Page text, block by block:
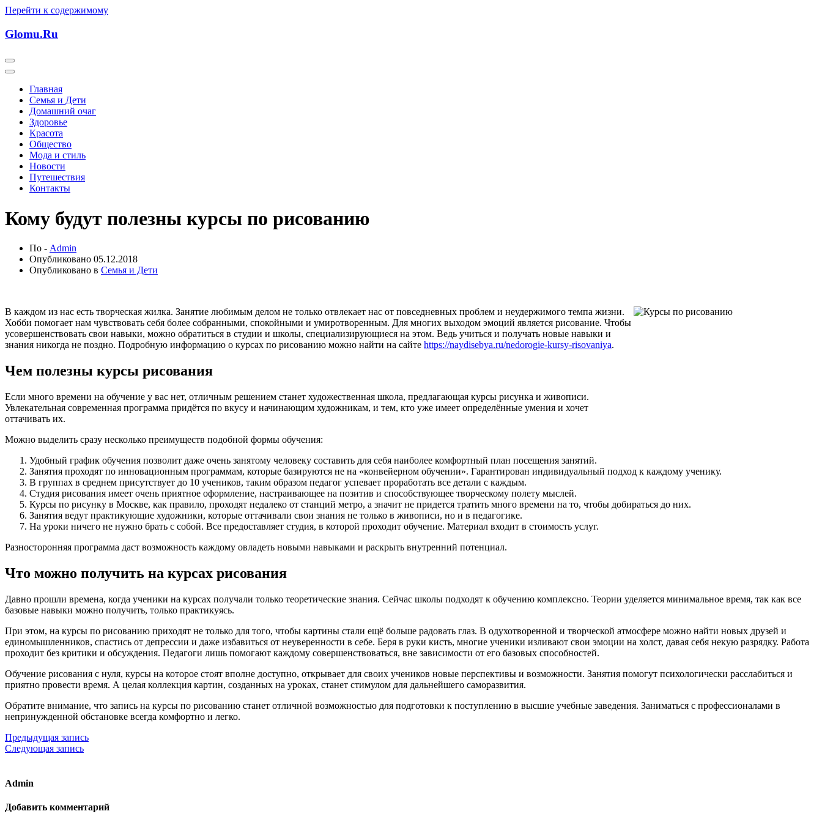
Перейти к содержимому
Glomu.Ru
Главная
Семья и Дети
Домашний очаг
Здоровье
Красота
Общество
Мода и стиль
Новости
Путешествия
Контакты
Кому будут полезны курсы по рисованию
По - Admin
Опубликовано 05.12.2018
Опубликовано в Семья и Дети
В каждом из нас есть творческая жилка. Занятие любимым делом не только отвлекает нас от повседневных проблем и неудержимого темпа жизни.
Хобби помогает нам чувствовать себя более собранными, спокойными и умиротворенным. Для многих выходом эмоций является рисование. Чтобы
усовершенствовать свои навыки, можно обратиться в студии и школы, специализирующиеся на этом. Ведь учиться и получать новые навыки и
знания никогда не поздно. Подробную информацию о курсах по рисованию можно найти на сайте https://naydisebya.ru/nedorogie-kursy-risovaniya.
Чем полезны курсы рисования
Если много времени на обучение у вас нет, отличным решением станет художественная школа, предлагающая курсы рисунка и живописи.
Увлекательная современная программа придётся по вкусу и начинающим художникам, и тем, кто уже имеет определённые умения и хочет
оттачивать их.
Можно выделить сразу несколько преимуществ подобной формы обучения:
Удобный график обучения позволит даже очень занятому человеку составить для себя наиболее комфортный план посещения занятий.
Занятия проходят по инновационным программам, которые базируются не на «конвейерном обучении». Гарантирован индивидуальный подход к каждому ученику.
В группах в среднем присутствует до 10 учеников, таким образом педагог успевает проработать все детали с каждым.
Студия рисования имеет очень приятное оформление, настраивающее на позитив и способствующее творческому полету мыслей.
Курсы по рисунку в Москве, как правило, проходят недалеко от станций метро, а значит не придется тратить много времени на то, чтобы добираться до них.
Занятия ведут практикующие художники, которые оттачивали свои знания не только в живописи, но и в педагогике.
На уроки ничего не нужно брать с собой. Все предоставляет студия, в которой проходит обучение. Материал входит в стоимость услуг.
Разносторонняя программа даст возможность каждому овладеть новыми навыками и раскрыть внутренний потенциал.
Что можно получить на курсах рисования
Давно прошли времена, когда ученики на курсах получали только теоретические знания. Сейчас школы подходят к обучению комплексно. Теории уделяется минимальное время, так как все
базовые навыки можно получить, только практикуясь.
При этом, на курсы по рисованию приходят не только для того, чтобы картины стали ещё больше радовать глаз. В одухотворенной и творческой атмосфере можно найти новых друзей и
единомышленников, спастись от депрессии и даже избавиться от неуверенности в себе. Беря в руки кисть, многие ученики изливают свои эмоции на холст, давая себя некую разрядку. Работа
проходит без критики и обсуждения. Педагоги лишь помогают каждому совершенствоваться, вне зависимости от его базовых способностей.
Обучение рисования с нуля, курсы на которое стоят вполне доступно, открывает для своих учеников новые перспективы и возможности. Занятия помогут психологически расслабиться и
приятно провести время. А целая коллекция картин, созданных на уроках, станет стимулом для дальнейшего саморазвития.
Обратите внимание, что запись на курсы по рисованию станет отличной возможностью для подготовки к поступлению в высшие учебные заведения. Заниматься с профессионалами в
непринужденной обстановке всегда комфортно и легко.
Предыдущая запись
Следующая запись
Admin
Добавить комментарий